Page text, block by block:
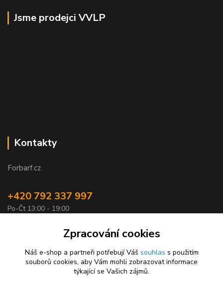
Jsme prodejci VVLP
Kontakty
Forbarf.cz
+420 792 337 997
Po-Čt 13:00 - 19:00
objednavky@forbarf.czZpracování cookies
Náš e-shop a partneři potřebují Váš souhlas s použitím
souborů cookies, aby Vám mohli zobrazovat informace
týkající se Vašich zájmů.